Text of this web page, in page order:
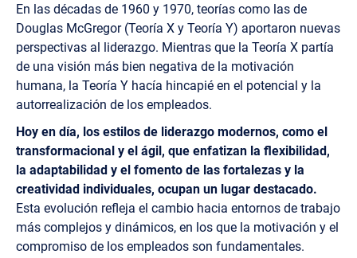
En las décadas de 1960 y 1970, teorías como las de
Douglas McGregor (Teoría X y Teoría Y) aportaron nuevas
perspectivas al liderazgo. Mientras que la Teoría X partía
de una visión más bien negativa de la motivación
humana, la Teoría Y hacía hincapié en el potencial y la
autorrealización de los empleados.
Hoy en día, los estilos de liderazgo modernos, como el
transformacional y el ágil, que enfatizan la flexibilidad,
la adaptabilidad y el fomento de las fortalezas y la
creatividad individuales, ocupan un lugar destacado.
Esta evolución refleja el cambio hacia entornos de trabajo
más complejos y dinámicos, en los que la motivación y el
compromiso de los empleados son fundamentales.